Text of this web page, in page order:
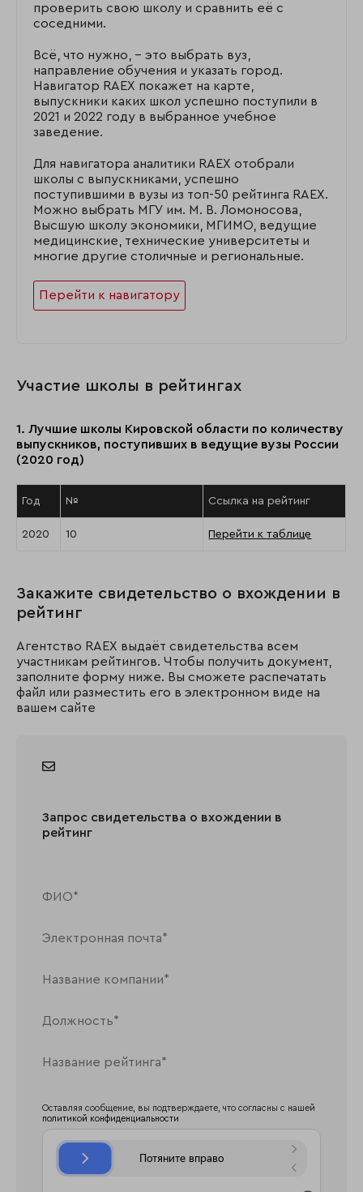
проверить свою школу и сравнить её с
соседними.
Всё, что нужно, – это выбрать вуз,
направление обучения и указать город.
Навигатор RAEX покажет на карте,
выпускники каких школ успешно поступили в
2021 и 2022 году в выбранное учебное
заведение.
Для навигатора аналитики RAEX отобрали
школы с выпускниками, успешно
поступившими в вузы из топ-50 рейтинга RAEX.
Можно выбрать МГУ им. М. В. Ломоносова,
Высшую школу экономики, МГИМО, ведущие
медицинские, технические университеты и
многие другие столичные и региональные.
Перейти к навигатору
Участие школы в рейтингах
1. Лучшие школы Кировской области по количеству
выпускников, поступивших в ведущие вузы России
(2020 год)
Год № Ссылка на рейтинг
2020 10 Перейти к таблице
Закажите свидетельство о вхождении в
рейтинг
Агентство RAEX выдаёт свидетельства всем
участникам рейтингов. Чтобы получить документ,
заполните форму ниже. Вы сможете распечатать
файл или разместить его в электронном виде на
вашем сайте
Запрос свидетельства о вхождении в
рейтинг
Оставляя сообщение, вы подтверждаете, что согласны с нашей
политикой конфиденциальности